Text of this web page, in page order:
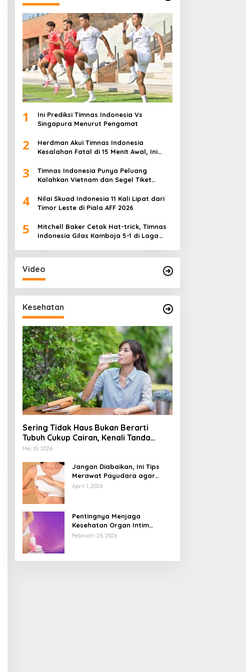
1
Ini Prediksi Timnas Indonesia Vs
Singapura Menurut Pengamat
2
Herdman Akui Timnas Indonesia
Kesalahan Fatal di 15 Menit Awal, Ini
3
Timnas Indonesia Punya Peluang
Kalahkan Vietnam dan Segel Tiket
4
Nilai Skuad Indonesia 11 Kali Lipat dari
Timor Leste di Piala AFF 2026
5
Mitchell Baker Cetak Hat-trick, Timnas
Indonesia Gilas Kamboja 5-1 di Laga
Video
Kesehatan
Sering Tidak Haus Bukan Berarti
Tubuh Cukup Cairan, Kenali Tanda
Dehidrasi Ringan
Mei 10, 2026
Jangan Diabaikan, Ini Tips
Merawat Payudara agar
Tetap Sehat dan Terhindar
April 1, 2026
Pentingnya Menjaga
Kesehatan Organ Intim
Wanita, Ini 3 Cara Perawatan
Februari 26, 2026